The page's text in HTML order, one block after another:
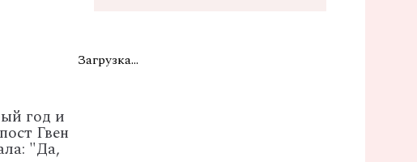
год и
Гвен
"Да,
Загрузка...